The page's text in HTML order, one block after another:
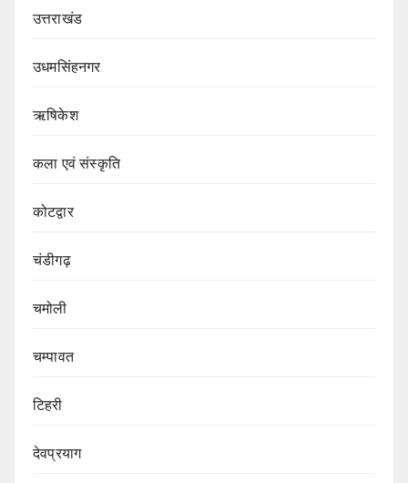
उत्तराखंड
उधमसिंहनगर
ऋषिकेश
कला एवं संस्कृति
कोटद्वार
चंडीगढ़
चमोली
चम्पावत
टिहरी
देवप्रयाग